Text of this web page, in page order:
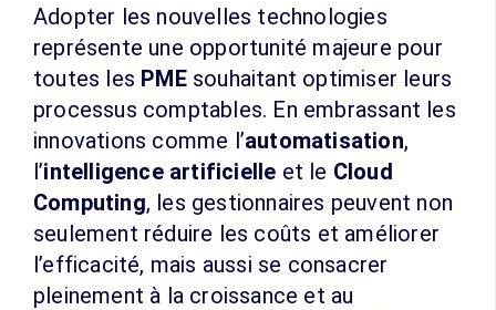
Adopter les nouvelles technologies
représente une opportunité majeure pour
toutes les PMEsouhaitant optimiser leurs
processus comptables. En embrassant les
innovations comme l’automatisation,
l’intelligence artificielle et le Cloud
Computing, les gestionnaires peuvent non
seulement réduire les coûts et améliorer
l’efficacité, mais aussi se consacrer
pleinement à la croissance et au